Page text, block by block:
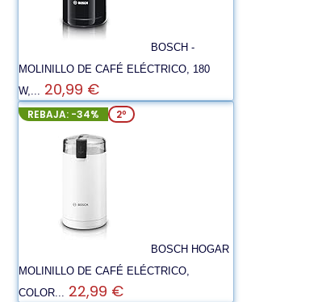
BOSCH -
MOLINILLO DE CAFÉ ELÉCTRICO, 180
W,... 20,99 €
REBAJA: -34% 2º
BOSCH HOGAR
MOLINILLO DE CAFÉ ELÉCTRICO,
COLOR... 22,99 €